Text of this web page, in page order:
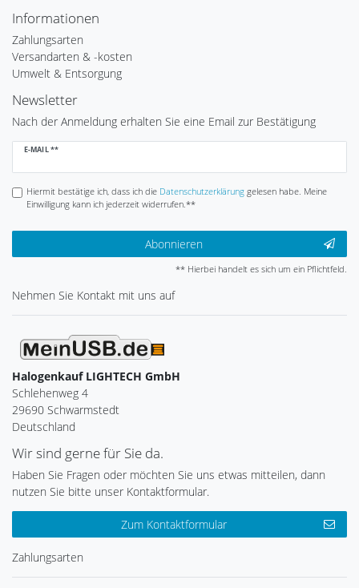
Informationen
Zahlungsarten
Versandarten & -kosten
Umwelt & Entsorgung
Newsletter
Nach der Anmeldung erhalten Sie eine Email zur Bestätigung
E-MAIL **
Newsletter
Hiermit bestätige ich, dass ich die Daten­schutz­erklärunggelesen habe. Meine
Einwilligung kann ich jederzeit widerrufen.**
Abonnieren
** Hierbei handelt es sich um ein Pflichtfeld.
Nehmen Sie Kontakt mit uns auf
Halogenkauf LIGHTECH GmbH
Schlehenweg 4
29690 Schwarmstedt
Deutschland
Wir sind gerne für Sie da.
Haben Sie Fragen oder möchten Sie uns etwas mitteilen, dann
nutzen Sie bitte unser Kontaktformular.
Zum Kontaktformular
Zahlungsarten